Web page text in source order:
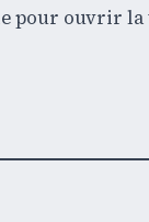
pour ouvrir la